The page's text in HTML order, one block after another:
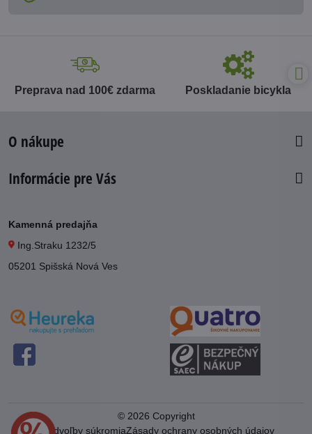
Preprava nad 100€ zdarma Poskladanie bicykla
O nákupe
Informácie pre Vás
Kamenná predajňa
Ing.Straku 1232/5
05201 Spišská Nová Ves
© 2026 Copyright
Predvoľby súkromiaZásady ochrany osobných údajov